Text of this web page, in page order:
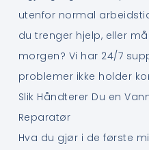
utenfor normal
du trenger hjelp, eller
morgen? Vi har 24/7
problemer ikke holder
Slik Håndterer Du en
Reparatør
Hva du gjør i de første